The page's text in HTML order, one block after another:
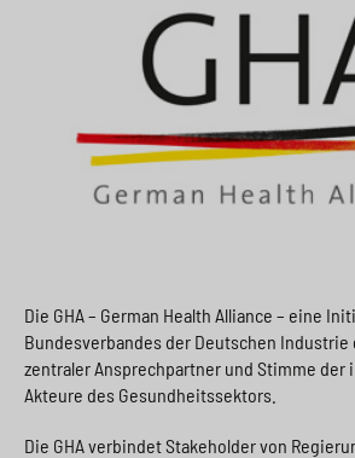
Die GHA – German Health Alliance – eine
Bundesverbandes der Deutschen Industrie
zentraler Ansprechpartner und Stimme der
Akteure des Gesundheitssektors.
Die GHA verbindet Stakeholder von